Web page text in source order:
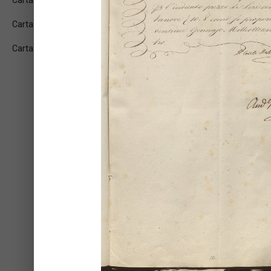
Carta: 3r
Carta: 3v